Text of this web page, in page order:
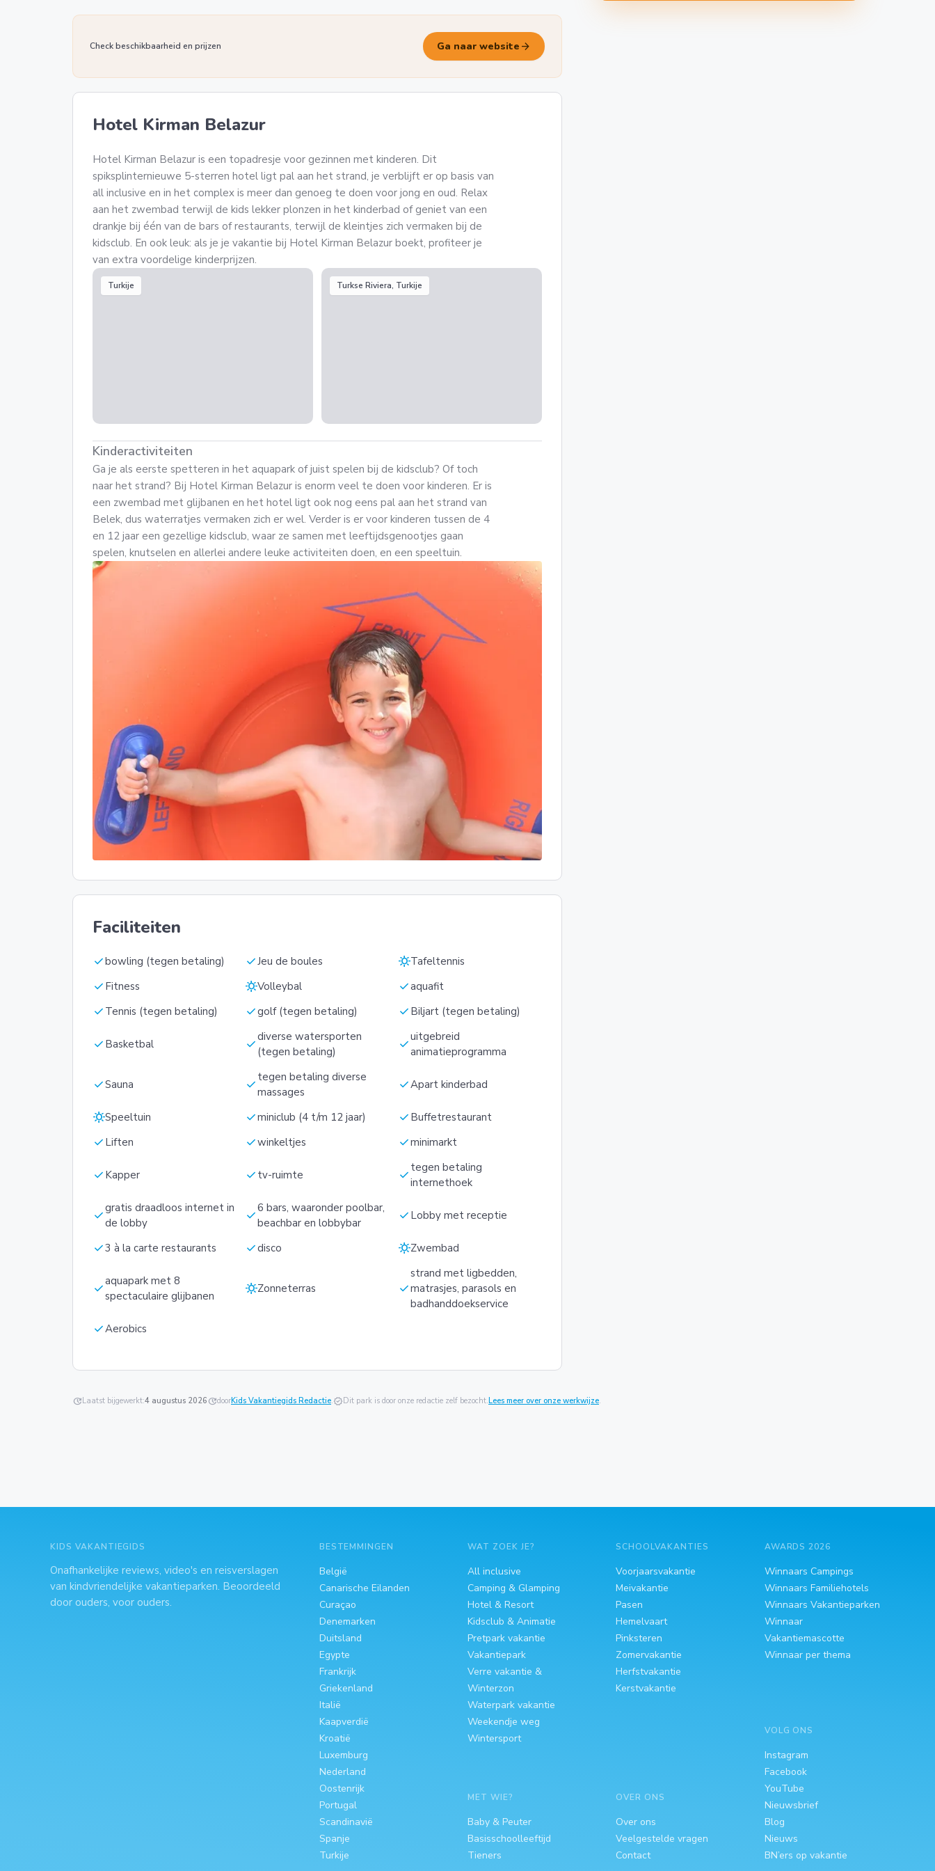
Check beschikbaarheid en prijzen Ga naar website arrow_forward
Hotel Kirman Belazur
Hotel Kirman Belazur is een topadresje voor gezinnen met kinderen. Dit
spiksplinternieuwe 5-sterren hotel ligt pal aan het strand, je verblijft er op basis van
all inclusive en in het complex is meer dan genoeg te doen voor jong en oud. Relax
aan het zwembad terwijl de kids lekker plonzen in het kinderbad of geniet van een
drankje bij één van de bars of restaurants, terwijl de kleintjes zich vermaken bij de
kidsclub. En ook leuk: als je je vakantie bij Hotel Kirman Belazur boekt, profiteer je
van extra voordelige kinderprijzen.
Turkije Turkse Riviera, Turkije
Kinderactiviteiten
Ga je als eerste spetteren in het aquapark of juist spelen bij de kidsclub? Of toch
naar het strand? Bij Hotel Kirman Belazur is enorm veel te doen voor kinderen. Er is
een zwembad met glijbanen en het hotel ligt ook nog eens pal aan het strand van
Belek, dus waterratjes vermaken zich er wel. Verder is er voor kinderen tussen de 4
en 12 jaar een gezellige kidsclub, waar ze samen met leeftijdsgenootjes gaan
spelen, knutselen en allerlei andere leuke activiteiten doen, en een speeltuin.
Faciliteiten
checkbowling (tegen betaling) checkJeu de boules sunnyTafeltennis
check Fitness sunnyVolleybal checkaquafit
check Tennis (tegen betaling) checkgolf (tegen betaling) check Biljart (tegen betaling)
check Basketbal checkdiverse watersporten
(tegen betaling)
checkuitgebreid
animatieprogramma
checkSauna check tegen betaling diverse
massages
checkApart kinderbad
sunnySpeeltuin checkminiclub (4 t/m 12 jaar) check Buffetrestaurant
check Liften checkwinkeltjes checkminimarkt
check Kapper check tv-ruimte check tegen betaling
internethoek
checkgratis draadloos internet in
de lobby
check6 bars, waaronder poolbar,
beachbar en lobbybar
check Lobby met receptie
check3 à la carte restaurants checkdisco sunnyZwembad
checkaquapark met 8
spectaculaire glijbanen
sunnyZonneterras check
strand met ligbedden,
matrasjes, parasols en
badhanddoekservice
checkAerobics
updateLaatst bijgewerkt:4 augustus 2026 updatedoorKids Vakantiegids Redactie.verifiedDit park is door onze redactie zelf bezocht.Lees meer over onze werkwijze.
KIDS VAKANTIEGIDS
Onafhankelijke reviews, video's en reisverslagen
van kindvriendelijke vakantieparken. Beoordeeld
door ouders, voor ouders.
BESTEMMINGEN
België
Canarische Eilanden
Curaçao
Denemarken
Duitsland
Egypte
Frankrijk
Griekenland
Italië
Kaapverdië
Kroatië
Luxemburg
Nederland
Oostenrijk
Portugal
Scandinavië
Spanje
Turkije
WAT ZOEK JE?
All inclusive
Camping & Glamping
Hotel & Resort
Kidsclub & Animatie
Pretpark vakantie
Vakantiepark
Verre vakantie &
Winterzon
Waterpark vakantie
Weekendje weg
Wintersport
MET WIE?
Baby & Peuter
Basisschoolleeftijd
Tieners
SCHOOLVAKANTIES
Voorjaarsvakantie
Meivakantie
Pasen
Hemelvaart
Pinksteren
Zomervakantie
Herfstvakantie
Kerstvakantie
OVER ONS
Over ons
Veelgestelde vragen
Contact
AWARDS 2026
Winnaars Campings
Winnaars Familiehotels
Winnaars Vakantieparken
Winnaar
Vakantiemascotte
Winnaar per thema
VOLG ONS
Instagram
Facebook
YouTube
Nieuwsbrief
Blog
Nieuws
BN’ers op vakantie